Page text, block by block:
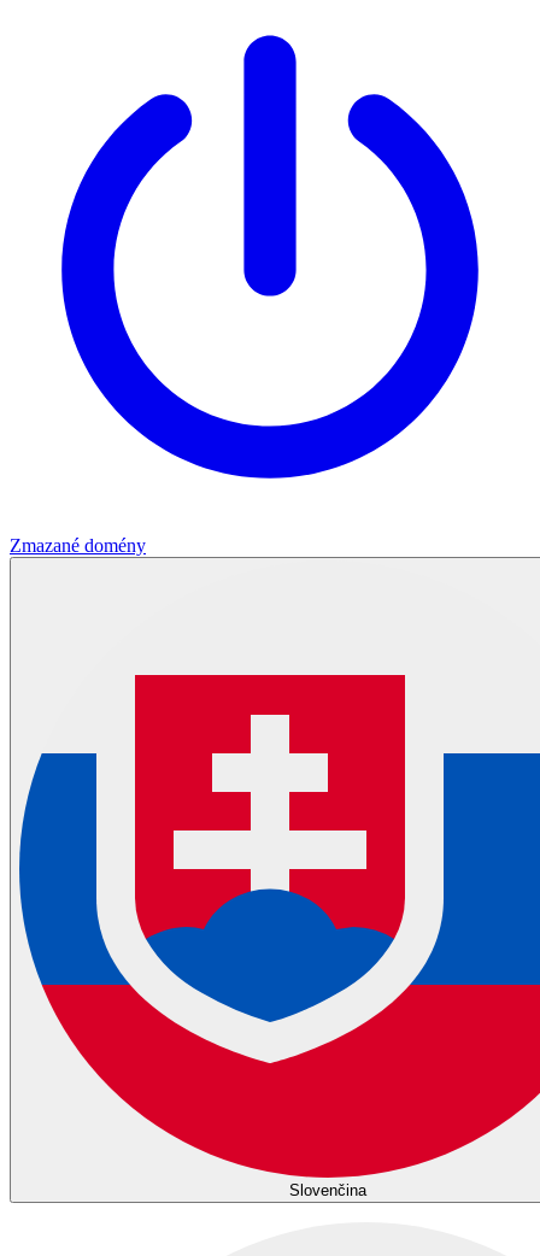
Zmazané domény
Slovenčina